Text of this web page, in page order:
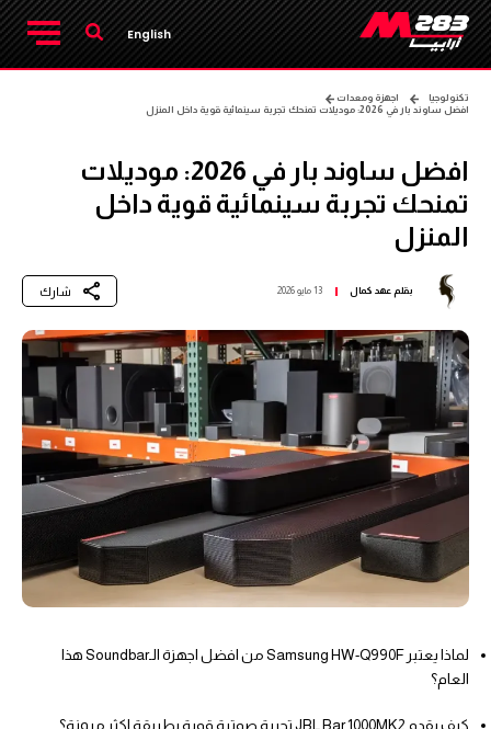
English
تكنولوجيا
اجهزة ومعدات
افضل ساوند بار في 2026: موديلات تمنحك تجربة سينمائية قوية داخل المنزل
افضل ساوند بار في 2026: موديلات
تمنحك تجربة سينمائية قوية داخل
المنزل
بقلمعهد كمال 13 مايو 2026 شارك
لماذا يعتبر Samsung HW-Q990F من افضل اجهزة الـSoundbar هذا
العام؟
كيف يقدم JBL Bar 1000MK2 تجربة صوتية قوية بطريقة اكثر مرونة؟